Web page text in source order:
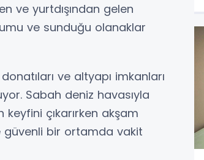
ve yurtdışından gelen
ve sunduğu olanaklar
ve altyapı imkanları
Sabah deniz havasıyla
çıkarırken akşam
güvenli bir ortamda vakit